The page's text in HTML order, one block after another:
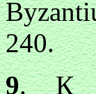
240.
9. К